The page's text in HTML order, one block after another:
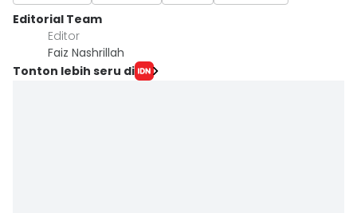
Editorial Team
Editor
Faiz Nashrillah
Tonton lebih seru di